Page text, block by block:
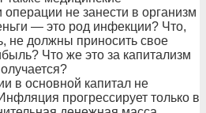
не занести в организм
— это род инфекции? Что,
не должны приносить свое
Что же это за капитализм
в основной капитал не
прогрессирует только в